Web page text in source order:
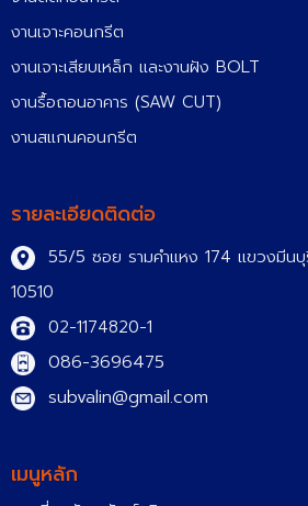
งานเจาะคอนกรีต
งานเจาะเสียบเหล็ก และงานฝัง BOLT
งานรื้อถอนอาคาร (SAW CUT)
งานสแกนคอนกรีต
รายละเอียดติดต่อ
55/5 ซอย รามคำแหง 174 แขวงมีนบุ
10510
02-1174820-1
086-3696475
subvalin@gmail.com
เมนูหลัก